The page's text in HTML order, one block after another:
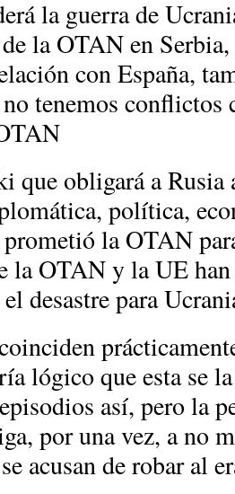
la guerra de
la OTAN en
con España,
tenemos
que obligará a Rusia
política,
la OTAN
la OTAN y la UE
desastre para
lógico que esta se
así, pero la
por una vez, a no
acusan de robar al